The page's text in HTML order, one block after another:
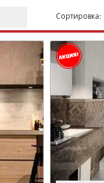
Cортировка: